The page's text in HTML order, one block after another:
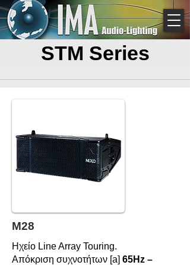
STM Series
M28
Ηχείο Line Array Touring.
Απόκριση συχνοτήτων [a] 65Hz –